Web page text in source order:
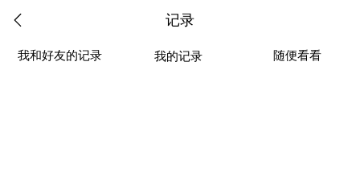
记录
我和好友的记录 我的记录 随便看看